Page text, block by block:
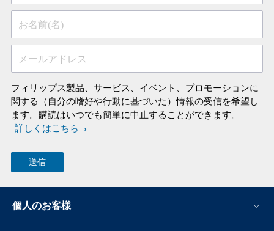
お名前(名)
メールアドレス
フィリップス製品、サービス、イベント、プロモーションに
関する（自分の嗜好や行動に基づいた）情報の受信を希望し
ます。購読はいつでも簡単に中止することができます。
詳しくはこちら
個人のお客様